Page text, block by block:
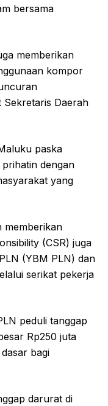
bersama
memberikan
kompor
Daerah
paska
dengan
yang
memberikan
(CSR) juga
(YBM PLN) dan
serikat pekerja
peduli tanggap
Rp250 juta
bagi
darurat di